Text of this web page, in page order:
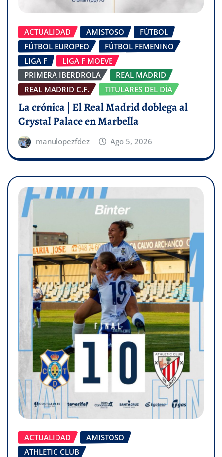
ACTUALIDAD AMISTOSO
FÚTBOL
FÚTBOL EUROPEO
FÚTBOL FEMENINO
LIGA F
LIGA F MOEVE
PRIMERA IBERDROLA
REAL MADRID
REAL MADRID C.F.
TITULARES DEL DÍA
La crónica | El Real Madrid doblega al
Crystal Palace en Marbella
manulopezfdez Ago 5, 2026
ACTUALIDAD
AMISTOSO
ATHLETIC CLUB